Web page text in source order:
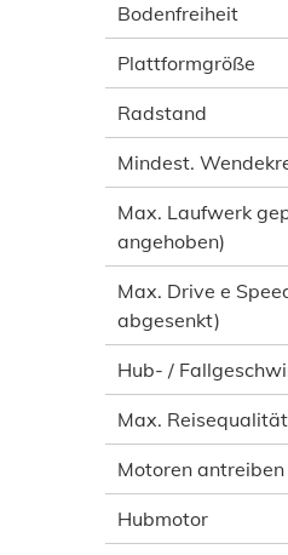
Bodenfreiheit
Plattformgröße
Radstand
Mindest.
Max. Laufwerk
angehoben)
Max. Drive e
abgesenkt)
Hub- /
Max. Reisequalität
Motoren antreiben
Hubmotor